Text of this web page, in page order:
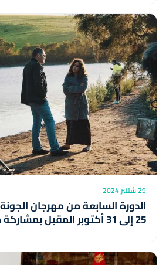
29 شتنبر 2024
الدورة السابعة من مهرجان
25 إلى 31 أكتوبر المقبل بمشاركة مغربية